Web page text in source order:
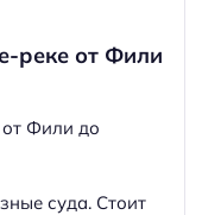
реке от Фили
суда. Стоит